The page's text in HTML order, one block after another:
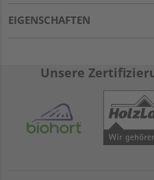
EIGENSCHAFTEN
Unsere